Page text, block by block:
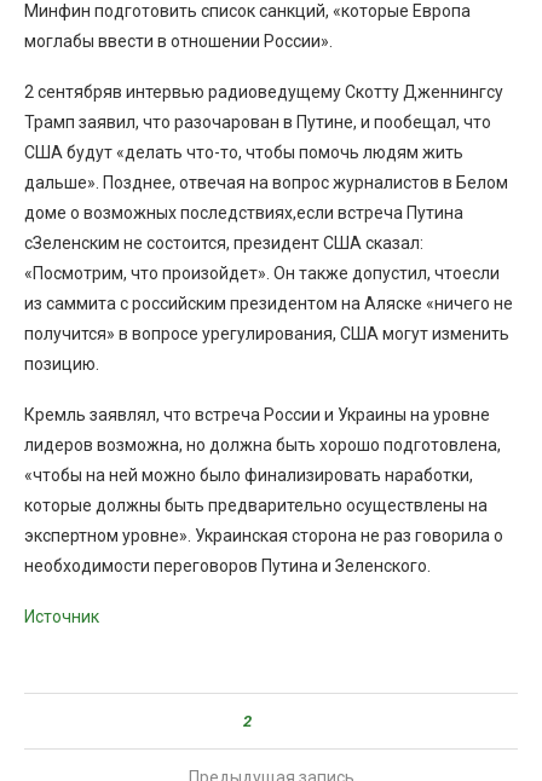
Минфин подготовить список санкций, «которые Европа
моглабы ввести в отношении России».
2 сентябряв интервью радиоведущему Скотту Дженнингсу
Трамп заявил, что разочарован в Путине, и пообещал, что
США будут «делать что-то, чтобы помочь людям жить
дальше». Позднее, отвечая на вопрос журналистов в Белом
доме о возможных последствиях,если встреча Путина
сЗеленским не состоится, президент США сказал:
«Посмотрим, что произойдет». Он также допустил, чтоесли
из саммита с российским президентом на Аляске «ничего не
получится» в вопросе урегулирования, США могут изменить
позицию.
Кремль заявлял, что встреча России и Украины на уровне
лидеров возможна, но должна быть хорошо подготовлена,
«чтобы на ней можно было финализировать наработки,
которые должны быть предварительно осуществлены на
экспертном уровне». Украинская сторона не раз говорила о
необходимости переговоров Путина и Зеленского.
Источник
2